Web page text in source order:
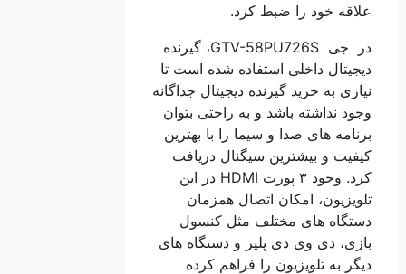
علاقه خود را ضبط کرد.
در جی GTV-58PU726S، گیرنده
دیجیتال داخلی استفاده شده است تا
نیازی به خرید گیرنده دیجیتال جداگانه
وجود نداشته باشد و به راحتی بتوان
برنامه های صدا و سیما را با بهترین
کیفیت و بیشترین سیگنال دریافت
کرد. وجود ۳ پورت HDMI در این
تلویزیون، امکان اتصال همزمان
دستگاه های مختلف مثل کنسول
بازی، دی وی دی پلیر و دستگاه های
دیگر به تلویزیون را فراهم کرده